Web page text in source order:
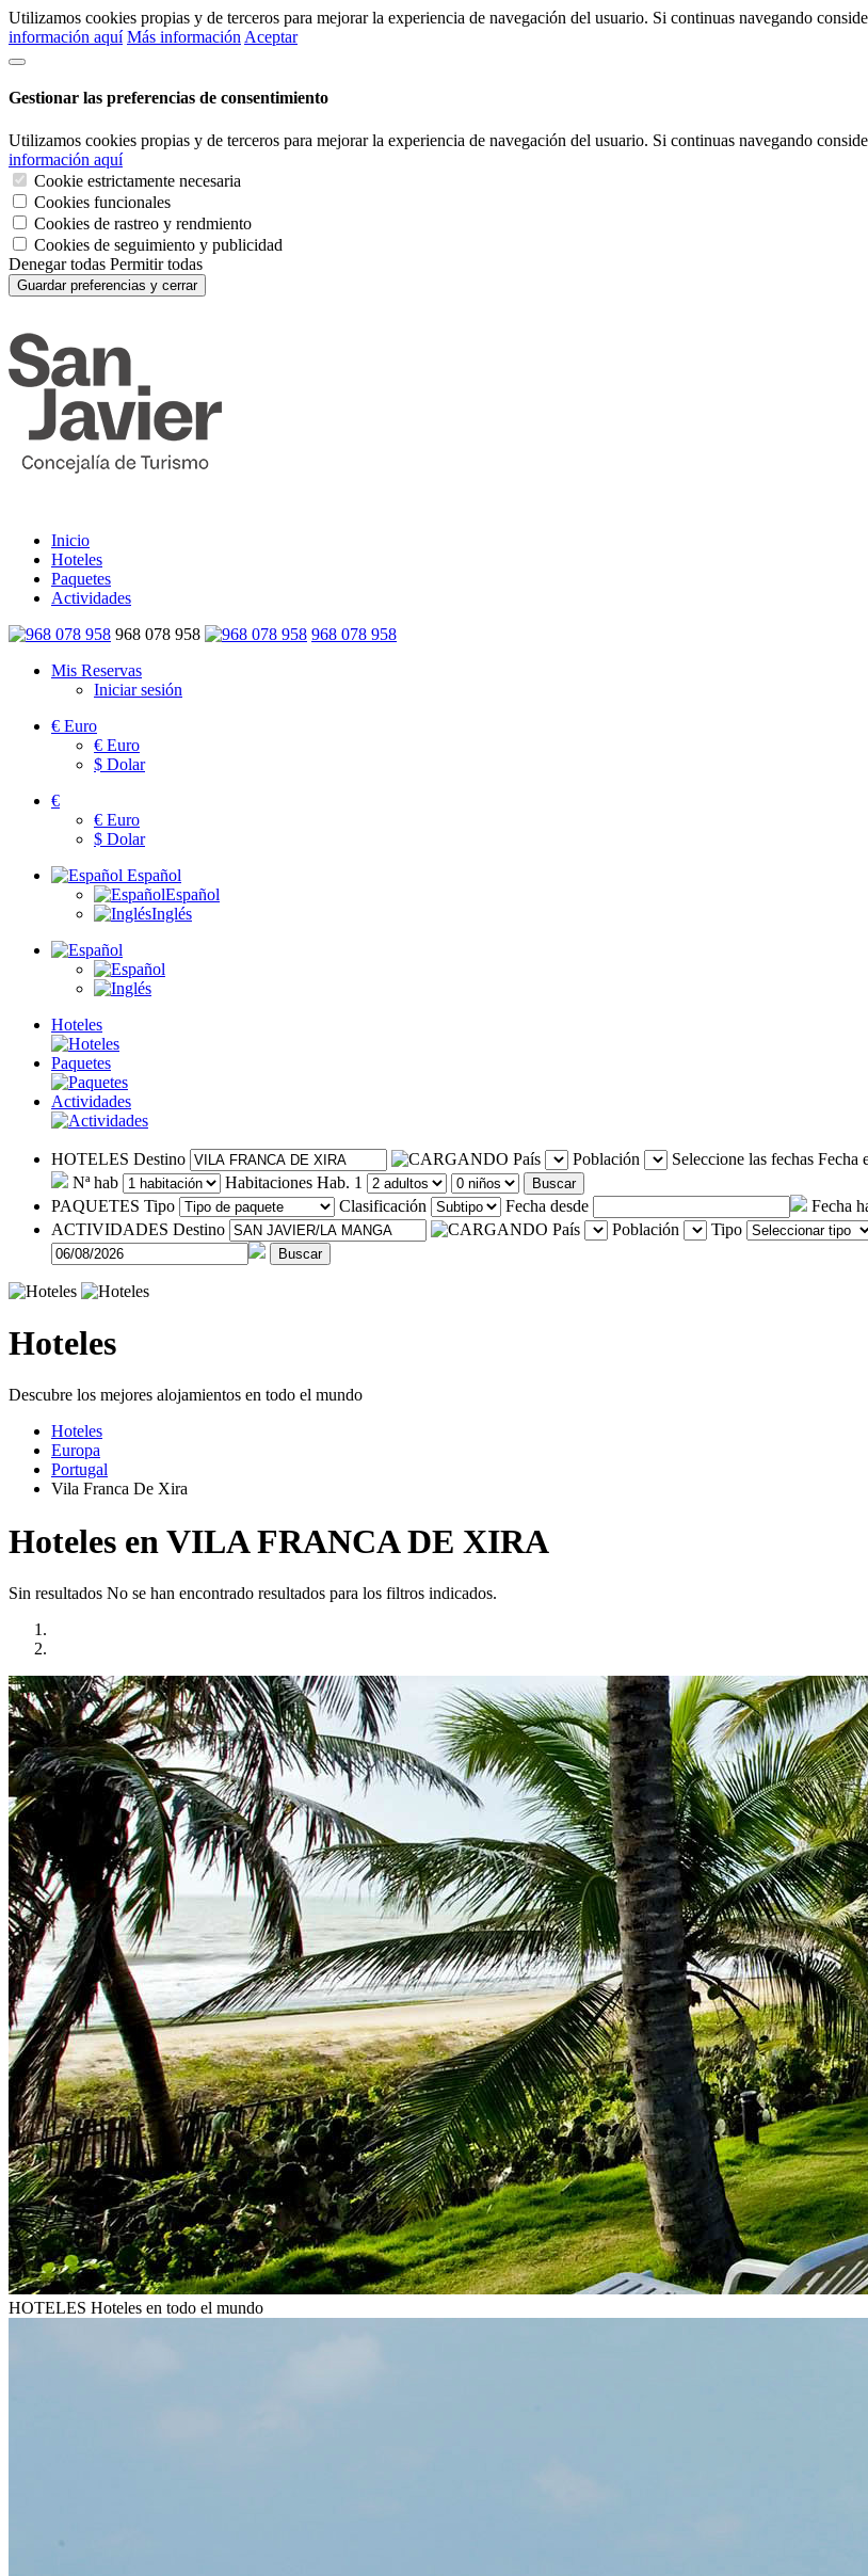
Utilizamos cookies propias y de terceros para mejorar la experiencia de navegación del usuario. Si continuas navegando
información aquí Más información Aceptar
Gestionar las preferencias de consentimiento
Utilizamos cookies propias y de terceros para mejorar la experiencia de navegación del usuario. Si continuas navegando
información aquí
Cookie estrictamente necesaria
Cookies funcionales
Cookies de rastreo y rendmiento
Cookies de seguimiento y publicidad
Denegar todas Permitir todas
Guardar preferencias y cerrar
Inicio
Hoteles
Paquetes
Actividades
968 078 958
968 078 958
Mis Reservas
Iniciar sesión
€ Euro
€ Euro
$ Dolar
€
€ Euro
$ Dolar
Español
Español
Inglés
Hoteles
Paquetes
Actividades
HOTELES Destino País Población Seleccione las fechas Fecha
Nª hab
Habitaciones Hab. 1 Buscar
PAQUETES Tipo Clasificación Fecha desde Fecha
ACTIVIDADES Destino País Población Tipo
Buscar
Hoteles
Descubre los mejores alojamientos en todo el mundo
Hoteles
Europa
Portugal
Vila Franca De Xira
Hoteles en VILA FRANCA DE XIRA
Sin resultados No se han encontrado resultados para los filtros indicados.
HOTELES Hoteles en todo el mundo